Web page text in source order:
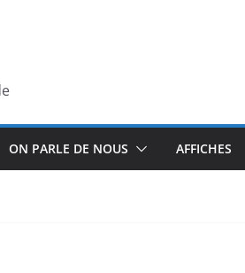
ON PARLE DE NOUS AFFICHES